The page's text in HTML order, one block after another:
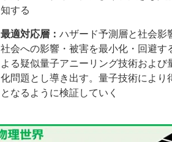
知する
最適対応層： ハザード予測層と社会影
社会への影響・被害を最⼩化・回避
よる疑似量⼦アニーリング技術およ
化問題とし導き出す。量子技術によ
となるように検証していく